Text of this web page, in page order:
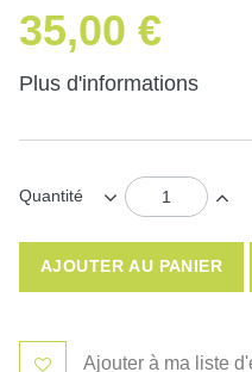
35,00 €
Plus d'informations
Quantité
AJOUTER AU PANIER
Ajouter à ma liste